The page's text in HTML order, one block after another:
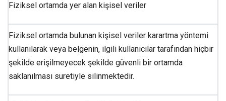
Fiziksel ortamda yer alan kişisel veriler
Fiziksel ortamda bulunan kişisel veriler karartma yöntemi
kullanılarak veya belgenin, ilgili kullanıcılar tarafından hiçbir
şekilde erişilmeyecek şekilde güvenli bir ortamda
saklanılması suretiyle silinmektedir.